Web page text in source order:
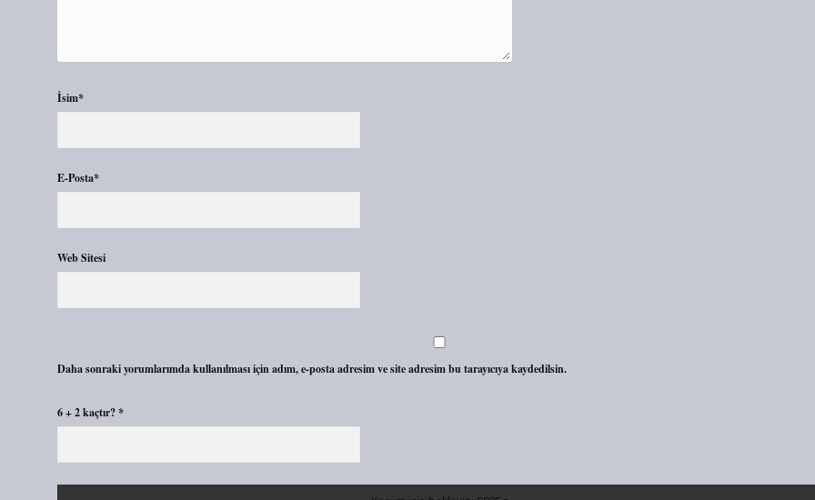
İsim*
E-Posta*
Web Sitesi
Daha sonraki yorumlarımda kullanılması için adım, e-posta adresim ve site adresim bu tarayıcıya kaydedilsin.
6 + 2 kaçtır?*